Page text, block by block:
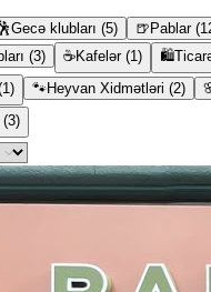
🕺Gecə klubları (5) 🍺 Pablar(
(3) ☕Kafelər(1 ) 🛍️
1 ) 🐾Heyvan Xidmətləri (2)
(3)